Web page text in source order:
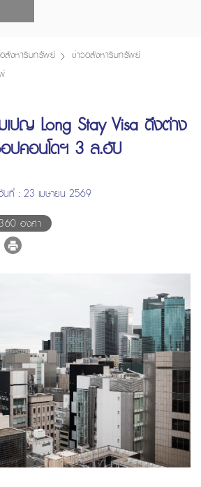
สังหาริมทรัพย์
ข่าวอสังหาริมทรัพย์
เปญ Long Stay Visa ดึงต่าง
ปคอนโดฯ 3 ล.อัป
นที่ : 23 เมษายน 2569
องศา